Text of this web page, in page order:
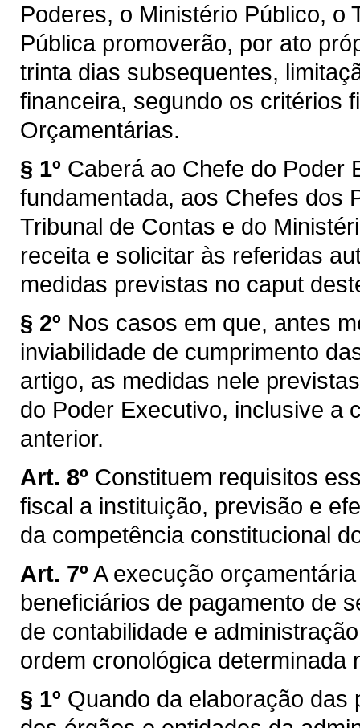
Poderes, o Ministério Público, o
Pública promoverão, por ato
trinta dias subsequentes,
financeira, segundo os critérios
Orçamentárias.
§ 1º Caberá ao Chefe do Poder
fundamentada, aos Chefes dos
Tribunal de Contas e do
receita e solicitar às referidas
medidas previstas no caput
§ 2º Nos casos em que, antes
inviabilidade de cumprimento
artigo, as medidas nele
do Poder Executivo, inclusive a
anterior.
Art. 8º Constituem requisitos
fiscal a instituição, previsão e
da competência constitucional
Art. 7º A execução
beneficiários de pagamento de
de contabilidade e
ordem cronológica determinada
§ 1º Quando da elaboração